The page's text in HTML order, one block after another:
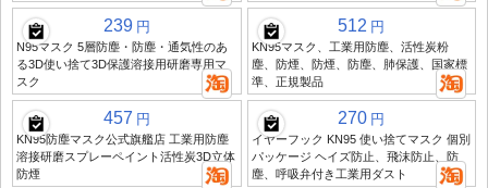
239 円
N95マスク 5層防塵・防塵・通気性のあ
る3D使い捨て3D保護溶接用研磨専用マ
スク
512 円
KN95マスク、工業用防塵、活性炭粉
塵、防煙、防煙、防塵、肺保護、国家標
準、正規製品
457 円
KN95防塵マスク公式旗艦店 工業用防塵
溶接研磨スプレーペイント活性炭3D立体
防煙
270 円
イヤーフック KN95 使い捨てマスク 個別
パッケージ ヘイズ防止、飛沫防止、防
塵、呼吸弁付き工業用ダスト